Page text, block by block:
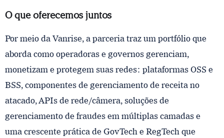
O que oferecemos juntos
Por meio da Vanrise, a parceria traz um portfólio que
aborda como operadoras e governos gerenciam,
monetizam e protegem suas redes: plataformas OSS e
BSS, componentes de gerenciamento de receita no
atacado, APIs de rede/câmera, soluções de
gerenciamento de fraudes em múltiplas camadas e
uma crescente prática de GovTech e RegTech que